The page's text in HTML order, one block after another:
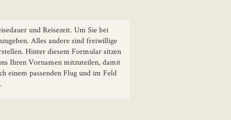
und Reisezeit. Um Sie bei
Alles andere sind freiwillige
Hinter diesem Formular sitzen
Ihren Vornamen mitzuteilen, damit
einem passenden Flug und im Feld